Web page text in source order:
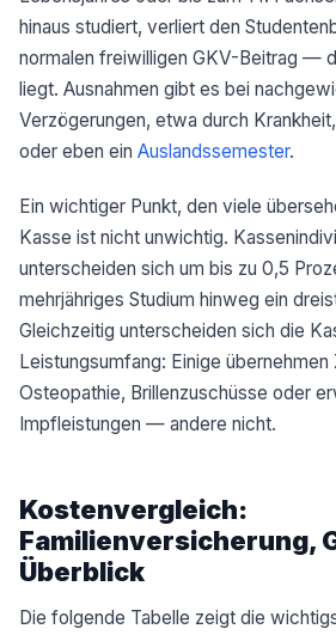
hinaus studiert, verliert den
normalen freiwilligen GKV-Beitrag —
liegt. Ausnahmen gibt es bei
Verzögerungen, etwa durch
oder eben ein Auslandssemester.
Ein wichtiger Punkt, den viele
Kasse ist nicht unwichtig.
unterscheiden sich um bis zu 0,5
mehrjähriges Studium hinweg ein
Gleichzeitig unterscheiden sich die
Leistungsumfang: Einige
Osteopathie, Brillenzuschüsse oder
Impfleistungen — andere nicht.
Kostenvergleich:
Familienversicherung,
Überblick
Die folgende Tabelle zeigt die